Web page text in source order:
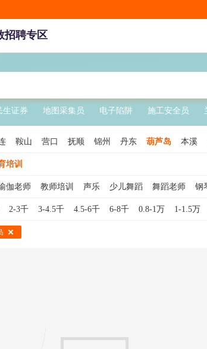
招聘专区
生证券 地图采集员 电子陷阱 施工安全员
鞍山 营口 抚顺 锦州 丹东 葫芦岛 本溪
培训
伽老师 教师培训 声乐 少儿舞蹈 舞蹈老师 钢
老师 小学家教 兼职教师
2-3千 3-4.5千 4.5-6千 6-8千 0.8-1万 1-1.5万